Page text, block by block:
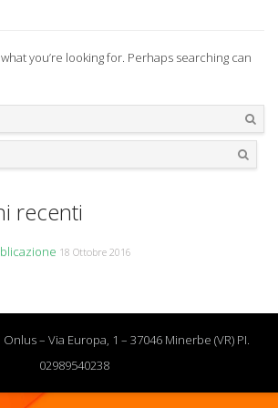
you’re looking for. Perhaps searching can
recenti
18 Ottobre 2016
– Via Europa, 1 – 37046 Minerbe (VR) PI.
02989540238